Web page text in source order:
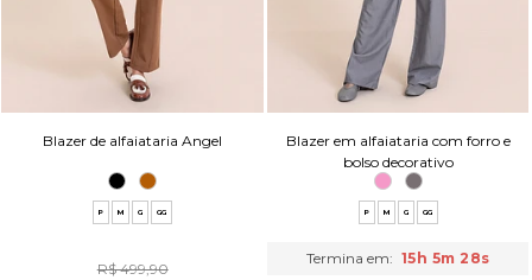
Blazer de alfaiataria Angel
P M G GG
R$ 499,90
Blazer em alfaiataria com forro e
bolso decorativo
P M G GG
Termina em: 15h 5m 27s